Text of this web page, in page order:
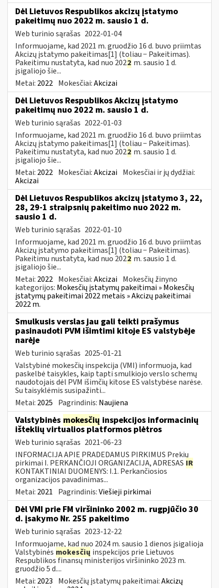
Dėl Lietuvos Respublikos akcizų įstatymo
pakeitimų nuo 2022 m. sausio 1 d.
Web turinio sąrašas 2022-01-04
Informuojame, kad 2021 m. gruodžio 16 d. buvo priimtas
Akcizų įstatymo pakeitimas[1] (toliau − Pakeitimas).
Pakeitimu nustatyta, kad nuo 2022 m. sausio 1 d.
įsigaliojo šie...
Metai: 2022 Mokesčiai:Akcizai
Dėl Lietuvos Respublikos Akcizų įstatymo
pakeitimų nuo 2022 m. sausio 1 d.
Web turinio sąrašas 2022-01-03
Informuojame, kad 2021 m. gruodžio 16 d. buvo priimtas
Akcizų įstatymo pakeitimas[1] (toliau − Pakeitimas).
Pakeitimu nustatyta, kad nuo 2022 m. sausio 1 d.
įsigaliojo šie...
Metai: 2022 Mokesčiai:Akcizai Mokesčiai ir jų dydžiai:
Akcizai
Dėl Lietuvos Respublikos akcizų įstatymo 3, 22,
28, 29-1 straipsnių pakeitimo nuo 2022 m.
sausio 1 d.
Web turinio sąrašas 2022-01-10
Informuojame, kad 2021 m. gruodžio 16 d. buvo priimtas
Akcizų įstatymo pakeitimas[1] (toliau − Pakeitimas).
Pakeitimu nustatyta, kad nuo 2022 m. sausio 1 d.
įsigaliojo šie...
Metai: 2022 Mokesčiai:Akcizai Mokesčių žinyno
kategorijos: Mokesčių įstatymų pakeitimai » Mokesčių
įstatymų pakeitimai 2022 metais » Akcizų pakeitimai
2022 m.
Smulkusis verslas jau gali teikti prašymus
pasinaudoti PVM išimtimi kitoje ES valstybėje
narėje
Web turinio sąrašas 2025-01-21
Valstybinė mokesčių inspekcija (VMI) informuoja, kad
paskelbė taisykles, kaip tapti smulkiojo verslo schemų
naudotojais dėl PVM išimčių kitose ES valstybėse narėse.
Su taisyklėmis susipažinti...
Metai: 2025 Pagrindinis: Naujiena
Valstybinės mokesčių inspekcijos informacinių
išteklių virtualios platformos plėtros
Web turinio sąrašas 2021-06-23
INFORMACIJA APIE PRADEDAMUS PIRKIMUS Prekių
pirkimai I. PERKANČIOJI ORGANIZACIJA, ADRESAS IR
KONTAKTINIAI DUOMENYS: I.1. Perkančiosios
organizacijos pavadinimas...
Metai: 2021 Pagrindinis:Viešieji pirkimai
Dėl VMI prie FM viršininko 2002 m. rugpjūčio 30
d. įsakymo Nr. 255 pakeitimo
Web turinio sąrašas 2023-12-22
Informuojame, kad nuo 2024 m. sausio 1 dienos įsigalioja
Valstybinės mokesčių inspekcijos prie Lietuvos
Respublikos finansų ministerijos viršininko 2023 m.
gruodžio 5 d....
Metai: 2023 Mokesčių įstatymų pakeitimai:Akcizų